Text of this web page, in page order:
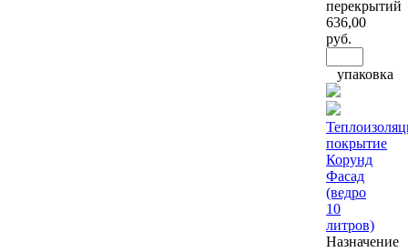
перекрытий
636,00
руб.
упаковка
покрытие
Корунд
Фасад
(ведро
10
литров)
Назначение